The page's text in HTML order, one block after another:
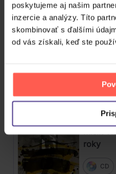
poskytujeme aj našim
inzercie a analýzy. Títo
skombinovať s ďalšími
od vás získali, keď ste
CD
Skladom
4CD
Mišík
roky
CD